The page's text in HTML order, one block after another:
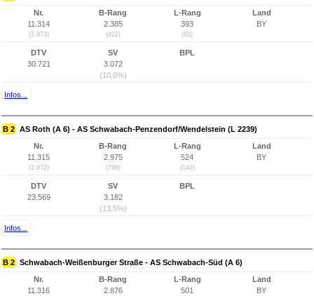
Nr.
11.314
(2.973)
B-Rang
2.385
(422)
L-Rang
393
(65)
Land
BY
DTV
30.721
SV
3.072
(10,0%)
BPL
Infos...
B 2 AS Roth (A 6) - AS Schwabach-Penzendorf/Wendelstein (L 2239)
Nr.
11.315
(2.972)
B-Rang
2.975
(799)
L-Rang
524
(142)
Land
BY
DTV
23.569
SV
3.182
(13,5%)
BPL
Infos...
B 2 Schwabach-Weißenburger Straße - AS Schwabach-Süd (A 6)
Nr.
11.316
B-Rang
2.876
L-Rang
501
Land
BY